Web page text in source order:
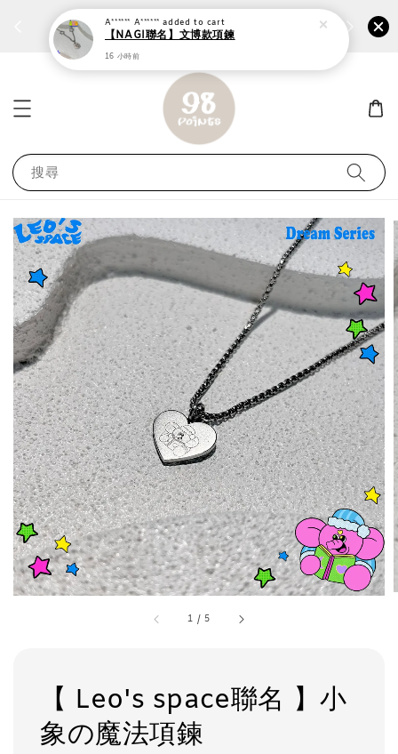
個性鋼戒任兩件1300⚡ 前往選購 ›› 加
搜尋
1 /5
【 Leo's space聯名 】小
象の魔法項鍊